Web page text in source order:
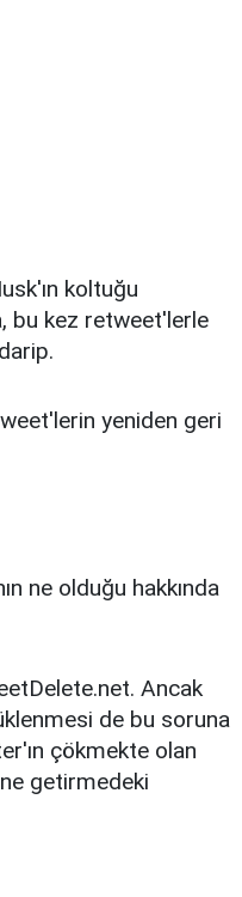
koltuğu
bu kez retweet'lerle
yeniden geri
ne olduğu hakkında
Ancak
de bu soruna
çökmekte olan
getirmedeki